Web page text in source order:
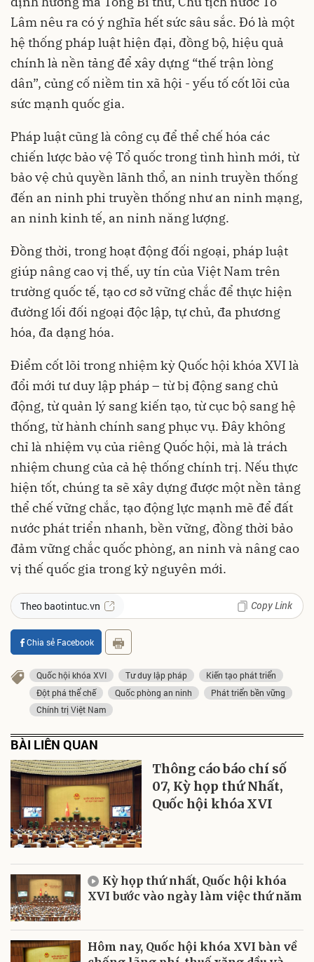
Lâm nêu ra có ý nghĩa hết sức sâu sắc. Đó là một
hệ thống pháp luật hiện đại, đồng bộ, hiệu quả
chính là nền tảng để xây dựng “thế trận lòng
dân”, củng cố niềm tin xã hội - yếu tố cốt lõi của
sức mạnh quốc gia.
Pháp luật cũng là công cụ để thể chế hóa các
chiến lược bảo vệ Tổ quốc trong tình hình mới, từ
bảo vệ chủ quyền lãnh thổ, an ninh truyền thống
đến an ninh phi truyền thống như an ninh mạng,
an ninh kinh tế, an ninh năng lượng.
Đồng thời, trong hoạt động đối ngoại, pháp luật
giúp nâng cao vị thế, uy tín của Việt Nam trên
trường quốc tế, tạo cơ sở vững chắc để thực hiện
đường lối đối ngoại độc lập, tự chủ, đa phương
hóa, đa dạng hóa.
Điểm cốt lõi trong nhiệm kỳ Quốc hội khóa XVI là
đổi mới tư duy lập pháp – từ bị động sang chủ
động, từ quản lý sang kiến tạo, từ cục bộ sang hệ
thống, từ hành chính sang phục vụ. Đây không
chỉ là nhiệm vụ của riêng Quốc hội, mà là trách
nhiệm chung của cả hệ thống chính trị. Nếu thực
hiện tốt, chúng ta sẽ xây dựng được một nền tảng
thể chế vững chắc, tạo động lực mạnh mẽ để đất
nước phát triển nhanh, bền vững, đồng thời bảo
đảm vững chắc quốc phòng, an ninh và nâng cao
vị thế quốc gia trong kỷ nguyên mới.
Theo baotintuc.vn Copy Link
Chia sẻ Facebook
Quốc hội khóa XVI Tư duy lập pháp
Kiến tạo phát triển
Đột phá thể chế
Quốc phòng an ninh
Phát triển bền vững
Chính trị Việt Nam
BÀI LIÊN QUAN
Thông cáo báo chí số
07, Kỳ họp thứ Nhất,
Quốc hội khóa XVI
Kỳ họp thứ nhất, Quốc hội khóa
XVI bước vào ngày làm việc thứ năm
Hôm nay, Quốc hội khóa XVI bàn về